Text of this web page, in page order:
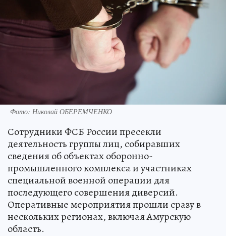
Фото: Николай ОБЕРЕМЧЕНКО
Сотрудники ФСБ России пресекли
деятельность группы лиц, собиравших
сведения об объектах оборонно-
промышленного комплекса и участниках
специальной военной операции для
последующего совершения диверсий.
Оперативные мероприятия прошли сразу в
нескольких регионах, включая Амурскую
область.